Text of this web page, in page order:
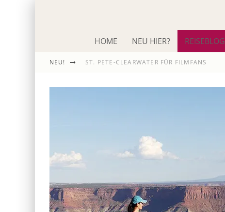
HOME NEU HIER? REISEBLOG
NEU! ST. PETE-CLEARWATER FÜR FILMFANS